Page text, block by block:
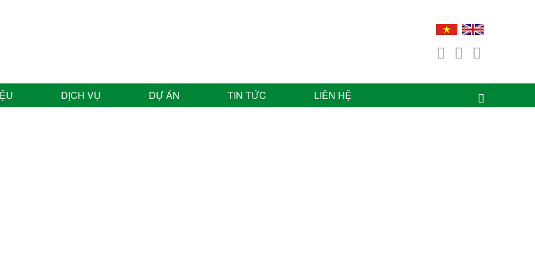
DỊCH VỤ DỰ ÁN TIN TỨC
LIÊN HỆ